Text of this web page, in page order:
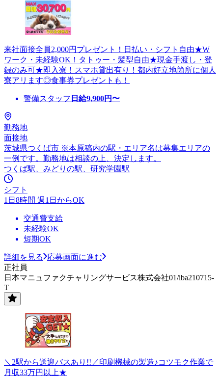
来社面接全員2,000円プレゼント！日払い・シフト自由★W
ワーク・未経験OK！タトゥー・髪型自由★現金手渡し・登
録のみ可★即入寮！スマホ貸出有り！都内好立地箇所に個人
寮アリます◎食事券プレゼントも！
警備スタッフ 日給9,900円〜
勤務地
面接地
茨城県つくば市 ※本原稿内の駅・エリア名は募集エリアの
一例です。勤務地は相談の上、決定します。
つくば駅、みどりの駅、研究学園駅
シフト
1日8時間 週1日からOK
交通費支給
未経験OK
短期OK
詳細を見る
応募画面に進む
正社員
日本マニュファクチャリングサービス株式会社01/iba210715-
T
＼2駅から送迎バスあり!!／印刷機械の製造♪コツモク作業で
月収33万円以上★